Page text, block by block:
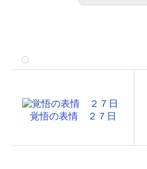
覚悟の表情 ２７日